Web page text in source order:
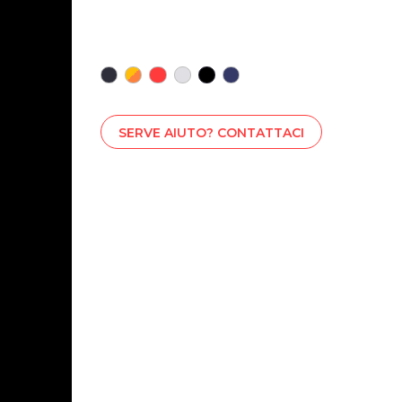
SERVE AIUTO? CONTATTACI